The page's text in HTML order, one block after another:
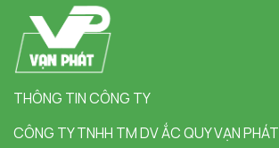
THÔNG TIN CÔNG TY
CÔNG TY TNHH TM DV ẮC QUY VẠN PHÁT